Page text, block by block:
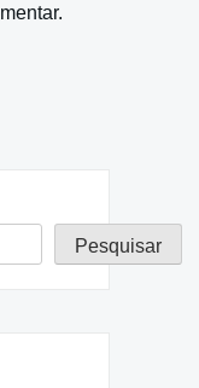
Pesquisar